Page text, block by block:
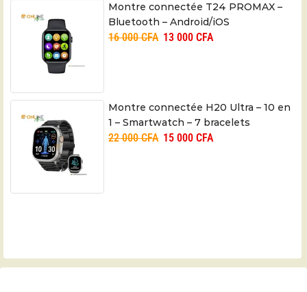
Montre connectée T24 PROMAX –
Bluetooth – Android/iOS
16 000CFA 13 000 CFA
Montre connectée H20 Ultra – 10 en
1 – Smartwatch – 7 bracelets
22 000CFA 15 000 CFA